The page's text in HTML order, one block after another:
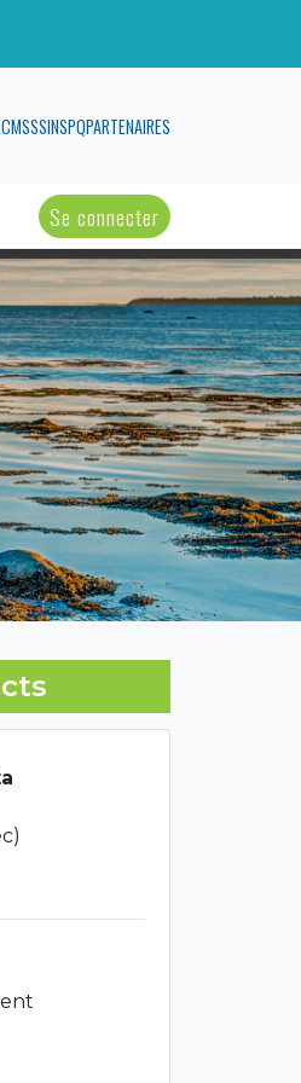
MSSSINSPQPARTENAIRES
Se connecter